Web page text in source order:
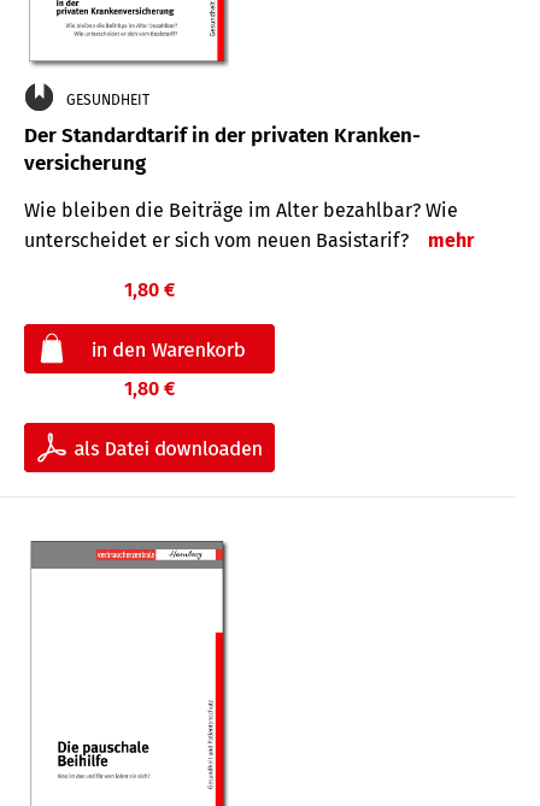
GESUNDHEIT
Der Standard­tarif in der privaten Kranken­
versicherung
Wie bleiben die Beiträge im Alter bezahlbar? Wie
unterscheidet er sich vom neuen Basistarif?
mehr
1,80 €
1,80 €